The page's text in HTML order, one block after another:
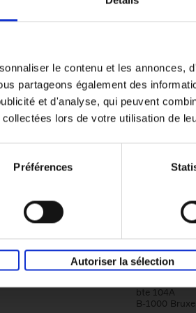
le contenu et les annonces,
partageons également des
et d'analyse, qui peuvent
lors de votre utilisation de
Préférences
Autoriser la sélection
Planning to Promoting
Clo Willaerts
Couverture souple
Société
Qui sommes-nous?
Éditions Racine
Tour & Taxis
bte 104A
B-1000